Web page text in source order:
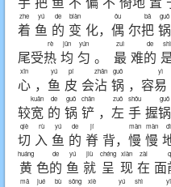
着
zhe
鱼
yú
的
de
变
biàn
化， 偶
ǒu
尔把
bǎ
锅
guō
尾受热
rè
均
jūn
匀
yún
。 最
zuì
难的
de shì
心
xīn
， 鱼
yú
皮
pí
会沾
zhān
锅
guō
，容易
yì
较宽
kuān
的
de
锅
guō
铲
chǎn
， 左
zuǒ
手
shǒu
握锅
guō
切
qiè
入
rù
鱼
yú
的
de
脊
jí
背， 慢
màn
慢
màn dì
黄
huáng
色的
de
鱼
yú
就
jiù
呈
chéng
现
xiàn
在
zài
面
mā jué bù sōng xiè yú shì yī